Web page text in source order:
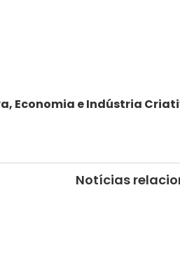
Economia e Indústria
Notícias